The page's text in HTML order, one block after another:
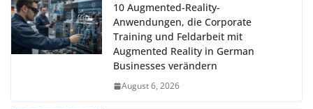
10 Augmented-Reality-
Anwendungen, die Corporate
Training und Feldarbeit mit
Augmented Reality in German
Businesses verändern
August 6, 2026